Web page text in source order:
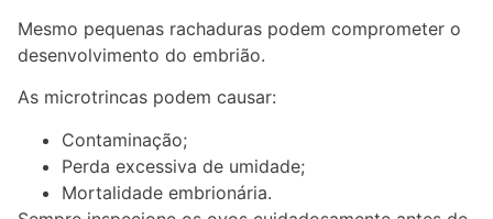
Mesmo pequenas rachaduras podem comprometer o
desenvolvimento do embrião.
As microtrincas podem causar:
Contaminação;
Perda excessiva de umidade;
Mortalidade embrionária.